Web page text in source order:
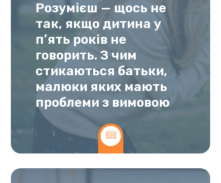
Розумієш — щось не
так, якщо дитина у
п’ять років не
говорить. З чим
стикаються батьки,
малюки яких мають
проблеми з вимовою